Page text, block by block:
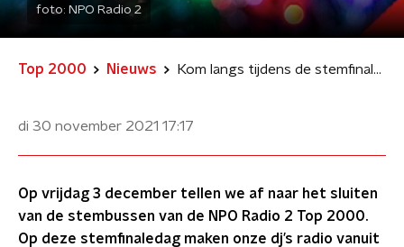
foto: NPO Radio 2
Top 2000 Nieuws Kom langs tijdens de stemfinaledag van de NPO Radio 2 Top 2000 Stemweek
di 30 november 2021 17:17
Op vrijdag 3 december tellen we af naar het sluiten
van de stembussen van de NPO Radio 2 Top 2000.
Op deze stemfinaledag maken onze dj’s radio vanuit